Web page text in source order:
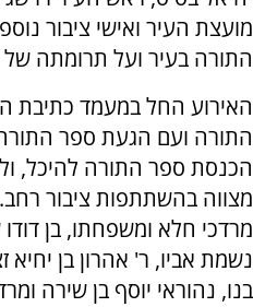
מועצת העיר ואישי ציבור
התורה בעיר ועל תרומתה
האירוע החל במעמד כתיבת
התורה ועם הגעת ספר
הכנסת ספר התורה להיכל,
מצווה בהשתתפות ציבור
מרדכי חלא ומשפחתו, בן
נשמת אביו, ר' אהרון בן
בנו, נהוראי יוסף בן שירה